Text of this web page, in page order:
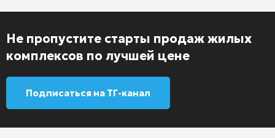
Не пропустите старты продаж жилых
комплексов по лучшей цене
Подписаться на ТГ-канал